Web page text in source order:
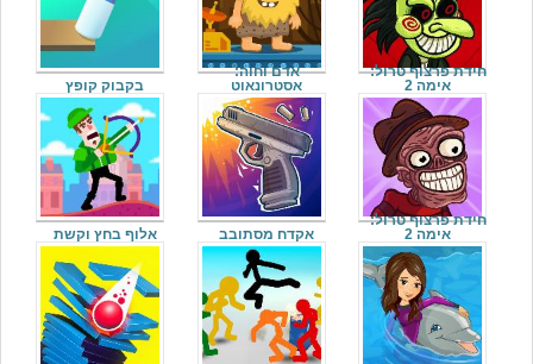
חידת פרצוף טרול:
אימה 2
אדם וחוה:
אסטרונאוט
בקבוק קופץ
חידת פרצוף טרול:
אימה 2
אקדח מסתובב אלוף בחץ וקשת